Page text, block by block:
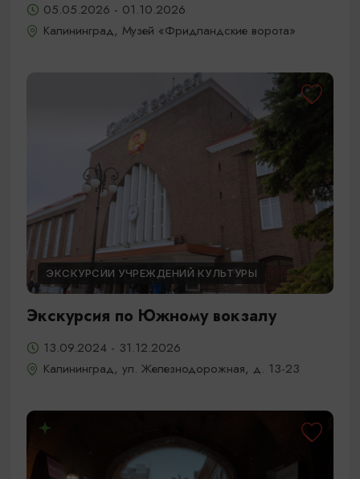
05.05.2026 - 01.10.2026
Калининград, Музей «Фридландские ворота»
ЭКСКУРСИИ УЧРЕЖДЕНИЙ КУЛЬТУРЫ
Экскурсия по Южному вокзалу
13.09.2024 - 31.12.2026
Калининград, ул. Железнодорожная, д. 13-23